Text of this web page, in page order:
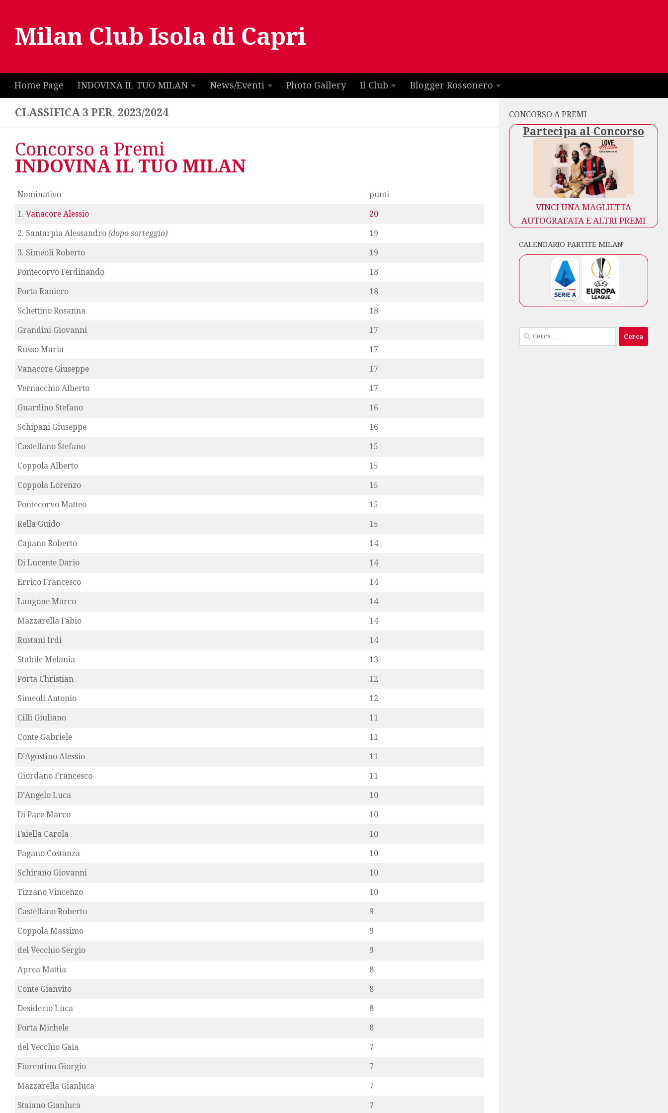
Milan Club Isola di Capri
Home Page INDOVINA IL TUO MILAN News/Eventi Photo Gallery Il Club Blogger Rossonero
CLASSIFICA 3 PER. 2023/2024
Concorso a Premi
INDOVINA IL TUO MILAN
Nominativo punti
1. Vanacore Alessio 20
2. Santarpia Alessandro (dopo sorteggio) 19
3. Simeoli Roberto 19
Pontecorvo Ferdinando 18
Porta Raniero 18
Schettino Rosanna 18
Grandini Giovanni 17
Russo Maria 17
Vanacore Giuseppe 17
Vernacchio Alberto 17
Guardino Stefano 16
Schipani Giuseppe 16
Castellano Stefano 15
Coppola Alberto 15
Coppola Lorenzo 15
Pontecorvo Matteo 15
Rella Guido 15
Capano Roberto 14
Di Lucente Dario 14
Errico Francesco 14
Langone Marco 14
Mazzarella Fabio 14
Rustani Irdi 14
Stabile Melania 13
Porta Christian 12
Simeoli Antonio 12
Cilli Giuliano 11
Conte Gabriele 11
D’Agostino Alessio 11
Giordano Francesco 11
D’Angelo Luca 10
Di Pace Marco 10
Faiella Carola 10
Pagano Costanza 10
Schirano Giovanni 10
Tizzano Vincenzo 10
Castellano Roberto 9
Coppola Massimo 9
del Vecchio Sergio 9
Aprea Mattia 8
Conte Gianvito 8
Desiderio Luca 8
Porta Michele 8
del Vecchio Gaia 7
Fiorentino Giorgio 7
Mazzarella Gianluca 7
Staiano Gianluca 7
CONCORSO A PREMI
Partecipa al Concorso
VINCI UNA MAGLIETTA
AUTOGRAFATA E ALTRI PREMI
CALENDARIO PARTITE MILAN
Ricerca
per: